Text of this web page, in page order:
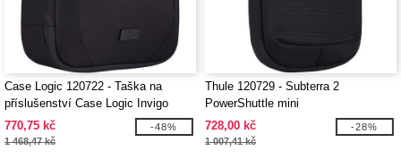
Case Logic 120722 - Taška na
příslušenství Case Logic Invigo
770,75 kč
1 468,47 kč
-48%
Thule 120729 - Subterra 2
PowerShuttle mini
728,00 kč
1 007,41 kč
-28%